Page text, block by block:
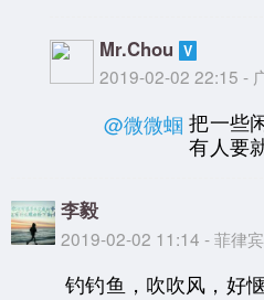
Mr.Chou
2019-02-02 22:15 -
@微微蝈 把一些
有人要
李毅
2019-02-02 11:14 - 菲律宾
钓钓鱼，吹吹风，好